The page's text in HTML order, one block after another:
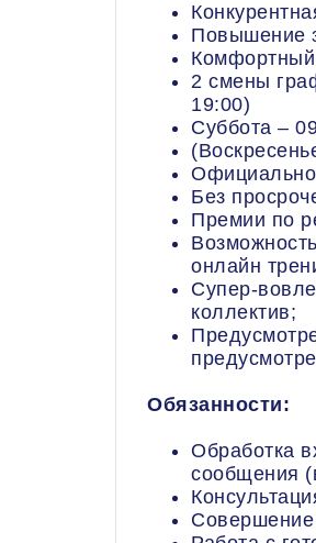
Повышение
2 смены
19:00)
Суббота –
Без
Премии по
онлайн
Супер-
коллектив;
Обязанности:
Обработка
сообщения